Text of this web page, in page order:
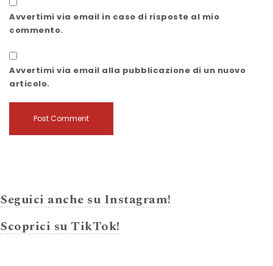
Avvertimi via email in caso di risposte al mio
commento.
Avvertimi via email alla pubblicazione di un nuovo
articolo.
Seguici anche su Instagram!
Scoprici su TikTok!